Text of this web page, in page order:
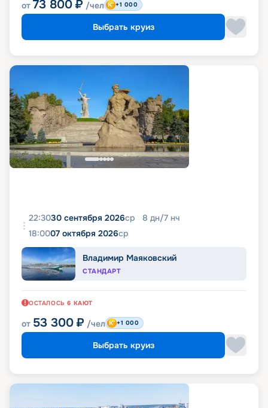
от 73 800 ₽ /чел +1 000
Выбрать круиз
22:3030 сентября 2026ср 8 дн/7 нч
18:0007 октября 2026ср
Владимир Маяковский
СТАНДАРТ
ОСТАЛОСЬ 6 КАЮТ
от 53 300 ₽ /чел +1 000
Выбрать круиз